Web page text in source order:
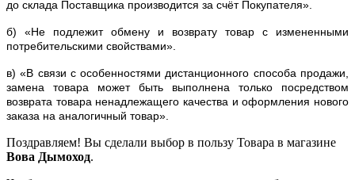
до склада Поставщика производится за счёт Покупателя».
б) «Не подлежит обмену и возврату товар с измененными
потребительскими свойствами».
в) «В связи с особенностями дистанционного способа продажи,
замена товара может быть выполнена только посредством
возврата товара ненадлежащего качества и оформления нового
заказа на аналогичный товар».
Поздравляем! Вы сделали выбор в пользу Товара в магазине
Вова Дымоход.